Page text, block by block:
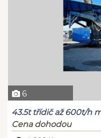
6
43.5t třídič až 600t/h
Cena dohodou